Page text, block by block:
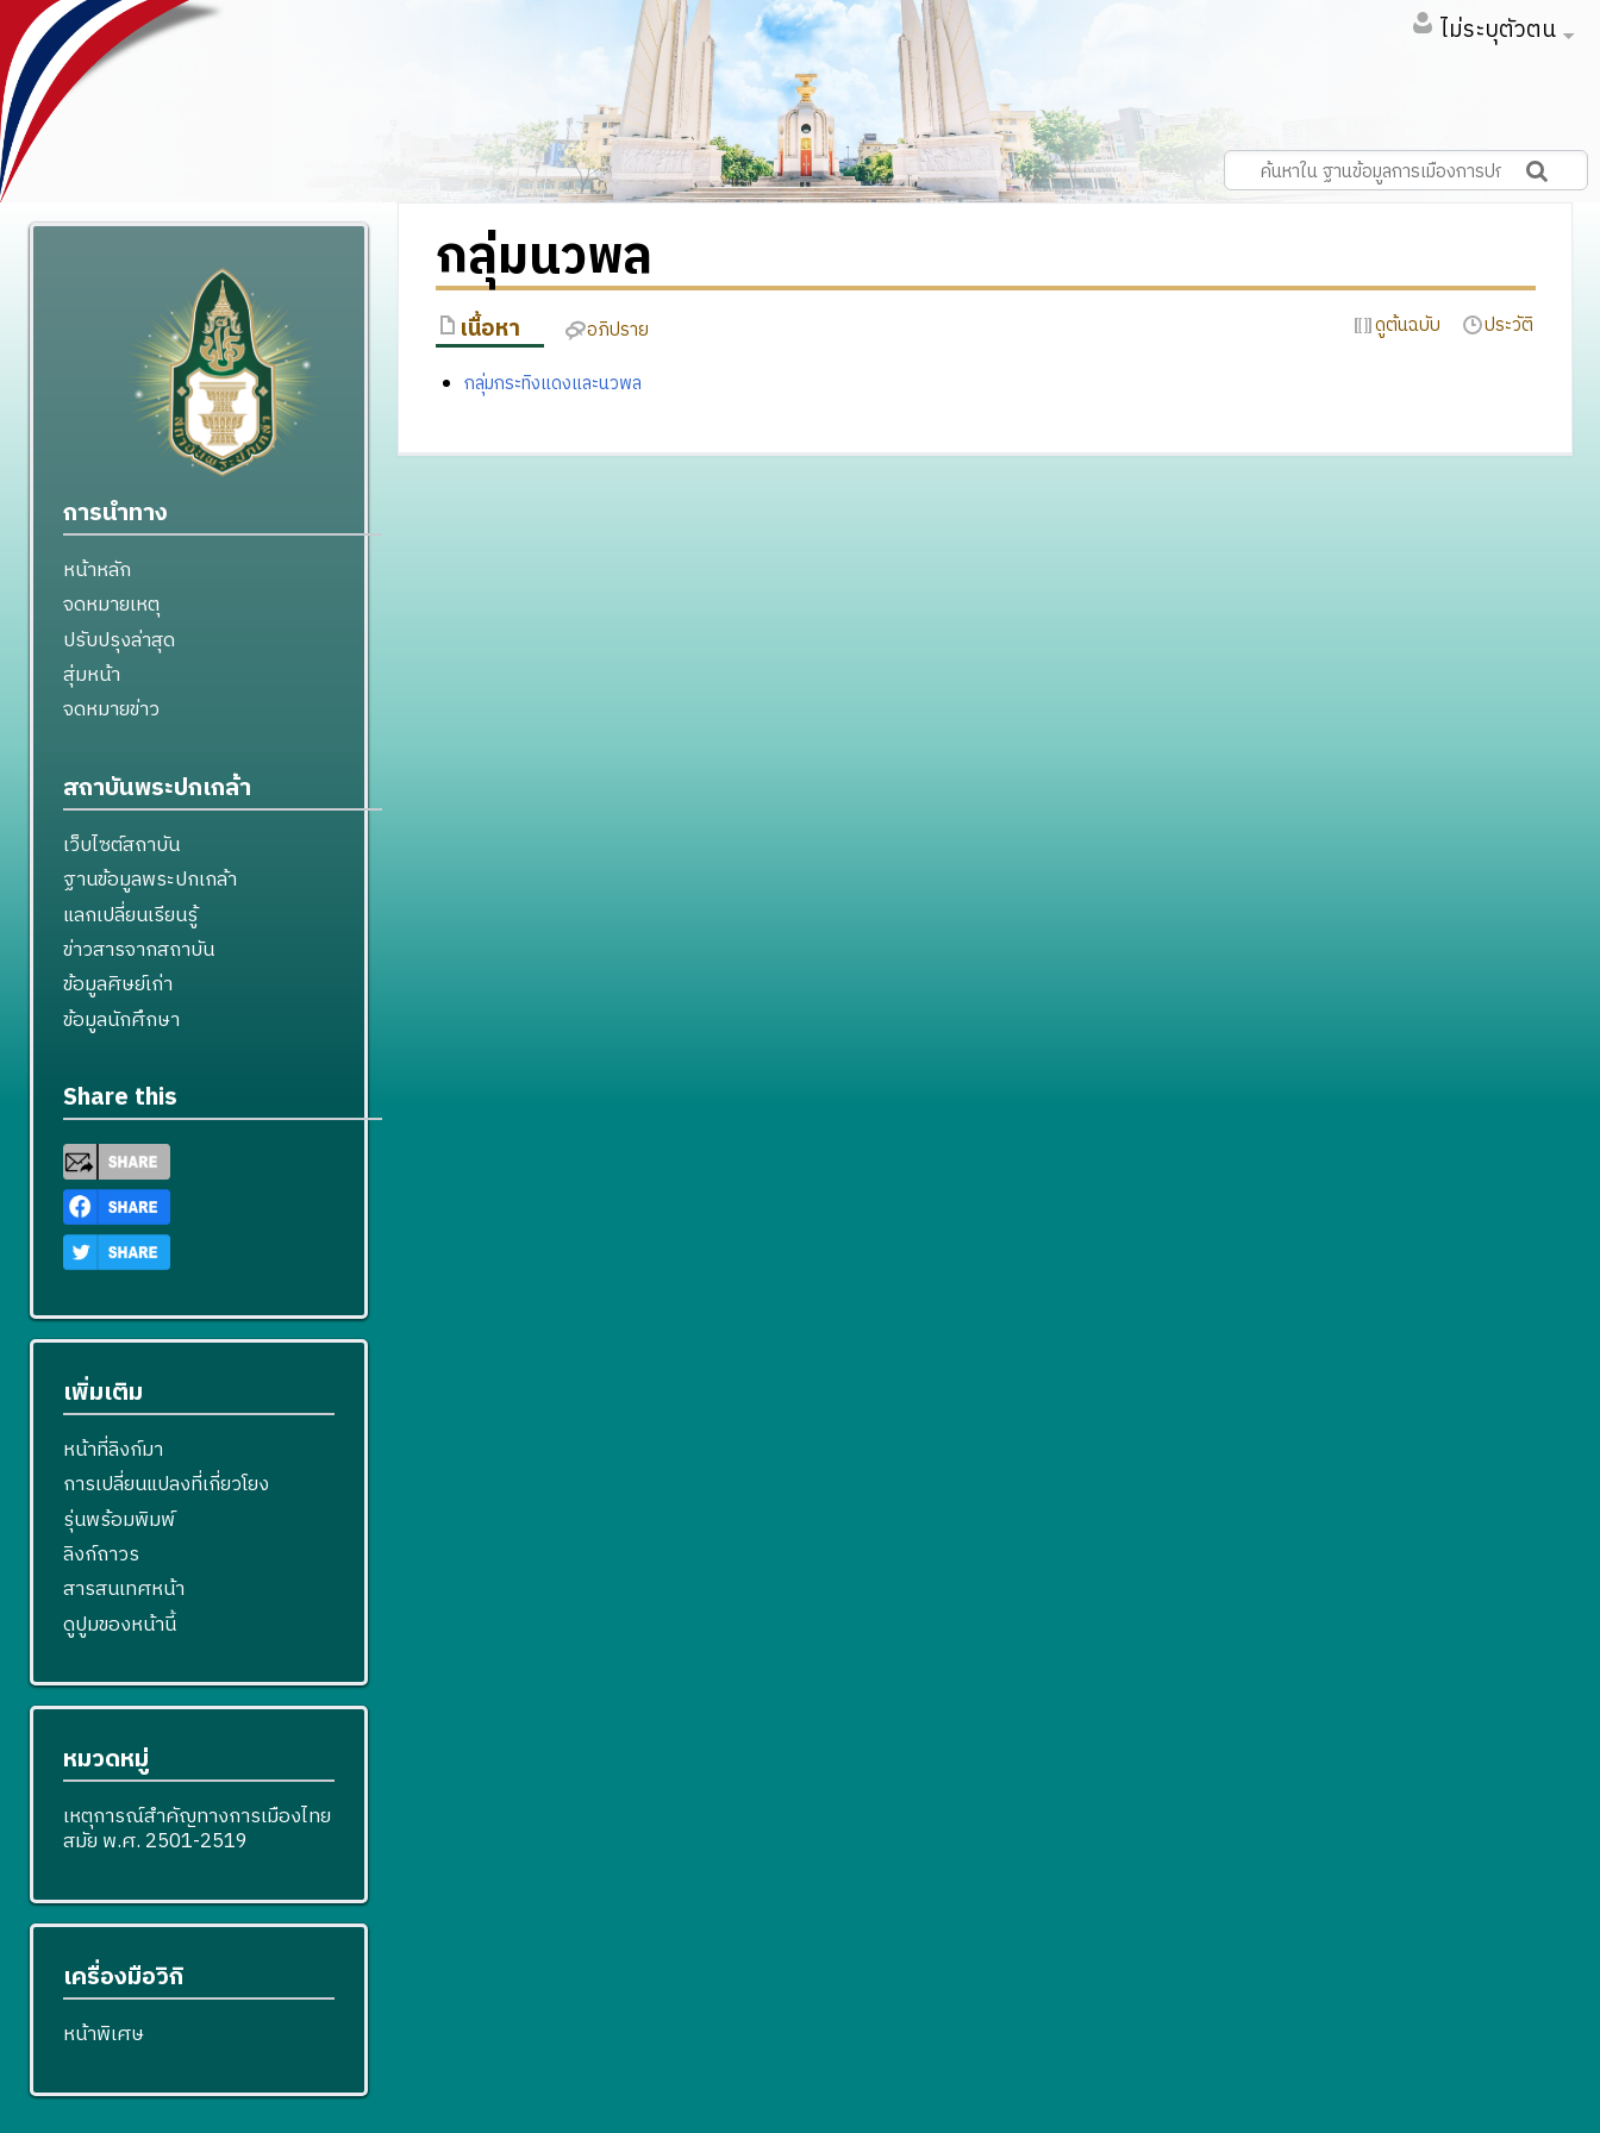
ไม่ระบุตัวตน
กลุ่มนวพล
เนื้อหา อภิปราย ดูต้นฉบับ
ประวัติ
กลุ่มกระทิงแดงและนวพล
การนำทาง
หน้าหลัก
จดหมายเหตุ
ปรับปรุงล่าสุด
สุ่มหน้า
จดหมายข่าว
สถาบันพระปกเกล้า
เว็บไซต์สถาบัน
ฐานข้อมูลพระปกเกล้า
แลกเปลี่ยนเรียนรู้
ข่าวสารจากสถาบัน
ข้อมูลศิษย์เก่า
ข้อมูลนักศึกษา
Share this
เพิ่มเติม
หน้าที่ลิงก์มา
การเปลี่ยนแปลงที่เกี่ยวโยง
รุ่นพร้อมพิมพ์
ลิงก์ถาวร
สารสนเทศหน้า
ดูปูมของหน้านี้
หมวดหมู่
เหตุการณ์สำคัญทางการเมืองไทย
สมัย พ.ศ. 2501-2519
เครื่องมือวิกิ
หน้าพิเศษ